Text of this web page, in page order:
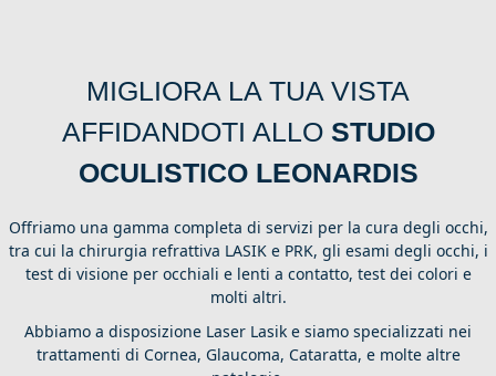
MIGLIORA LA TUA VISTA
AFFIDANDOTI ALLO STUDIO
OCULISTICO LEONARDIS
Offriamo una gamma completa di servizi per la cura degli occhi,
tra cui la chirurgia refrattiva LASIK e PRK, gli esami degli occhi, i
test di visione per occhiali e lenti a contatto, test dei colori e
molti altri.
Abbiamo a disposizione Laser Lasik e siamo specializzati nei
trattamenti di Cornea, Glaucoma, Cataratta, e molte altre